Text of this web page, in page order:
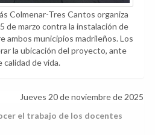
Colmenar-Tres Cantos organiza
de marzo contra la instalación de
ambos municipios madrileños. Los
la ubicación del proyecto, ante
calidad de vida.
Jueves 20 de noviembre de 2025
el trabajo de los docentes